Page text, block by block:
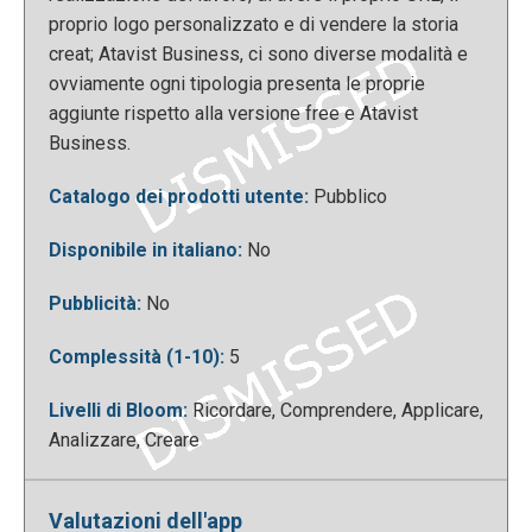
scegliere il nome per i propri lavori. Per tornare alla
dashboard è sufficiente cliccare nuovamente sul
simbolo di Atavist in alto a sinistra. Inoltre è
possibile accedere ad alcuni esempi che aiutano
l’utente a capire meglio le potenzialità
dell’applicazione ed il risultato finale che si può
ottenere.
proprio logo personalizzato e di vendere la storia
creat; Atavist Business, ci sono diverse modalità e
ovviamente ogni tipologia presenta le proprie
aggiunte rispetto alla versione free e Atavist
Business.
Catalogo dei prodotti utente: Pubblico
Disponibile in italiano: No
Pubblicità: No
Complessità (1-10): 5
Livelli di Bloom: Ricordare, Comprendere, Applicare,
Analizzare, Creare
Valutazioni dell'app